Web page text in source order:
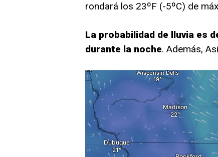
rondará los 23ºF (-5ºC) de
La probabilidad de lluvia es
durante la noche. Además,